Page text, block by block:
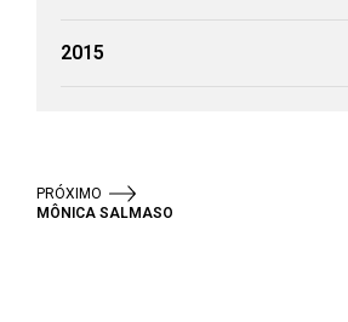
2015
PRÓXIMO
MÔNICA SALMASO